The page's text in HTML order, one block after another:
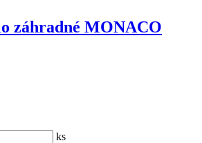
záhradné MONACO
ks